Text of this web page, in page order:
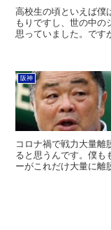
高校生の頃といえば僕
もりですし、世の中の
思っていました。です
阪神
コロナ禍で戦力大量離
ると思うんです。僕も
ーがこれだけ大量に離